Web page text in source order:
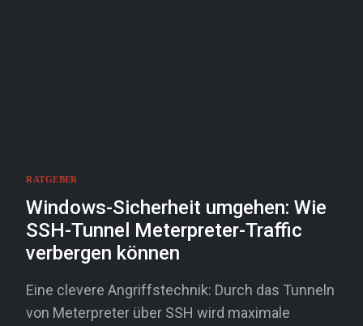
RATGEBER
Windows-Sicherheit umgehen: Wie
SSH-Tunnel Meterpreter-Traffic
verbergen können
Eine clevere Angriffstechnik: Durch das Tunneln
von Meterpreter über SSH wird maximale